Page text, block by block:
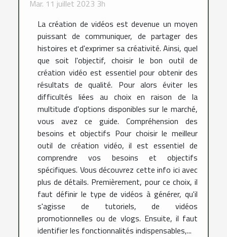
Mar. 11 juillet 2023 3h
La création de vidéos est devenue un moyen
puissant de communiquer, de partager des
histoires et d'exprimer sa créativité. Ainsi, quel
que soit l'objectif, choisir le bon outil de
création vidéo est essentiel pour obtenir des
résultats de qualité. Pour alors éviter les
difficultés liées au choix en raison de la
multitude d'options disponibles sur le marché,
vous avez ce guide. Compréhension des
besoins et objectifs Pour choisir le meilleur
outil de création vidéo, il est essentiel de
comprendre vos besoins et objectifs
spécifiques. Vous découvrez cette info ici avec
plus de détails. Premièrement, pour ce choix, il
faut définir le type de vidéos à générer, qu'il
s'agisse de tutoriels, de vidéos
promotionnelles ou de vlogs. Ensuite, il faut
identifier les fonctionnalités indispensables,...